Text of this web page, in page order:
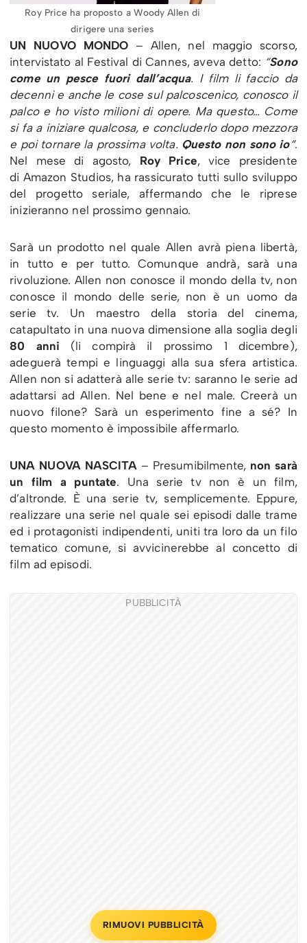
Roy Price ha proposto a Woody Allen di
dirigere una series
UN NUOVO MONDO – Allen, nel maggio scorso,
intervistato al Festival di Cannes, aveva detto: “Sono
come un pesce fuori dall’acqua. I film li faccio da
decenni e anche le cose sul palcoscenico, conosco il
palco e ho visto milioni di opere. Ma questo… Come
si fa a iniziare qualcosa, e concluderlo dopo mezzora
e poi tornare la prossima volta. Questo non sono io“.
Nel mese di agosto, Roy Price, vice presidente
di Amazon Studios, ha rassicurato tutti sullo sviluppo
del progetto seriale, affermando che le riprese
inizieranno nel prossimo gennaio.
Sarà un prodotto nel quale Allen avrà piena libertà,
in tutto e per tutto. Comunque andrà, sarà una
rivoluzione. Allen non conosce il mondo della tv, non
conosce il mondo delle serie, non è un uomo da
serie tv. Un maestro della storia del cinema,
catapultato in una nuova dimensione alla soglia degli
80 anni (li compirà il prossimo 1 dicembre),
adeguerà tempi e linguaggi alla sua sfera artistica.
Allen non si adatterà alle serie tv: saranno le serie ad
adattarsi ad Allen. Nel bene e nel male. Creerà un
nuovo filone? Sarà un esperimento fine a sé? In
questo momento è impossibile affermarlo.
UNA NUOVA NASCITA – Presumibilmente, non sarà
un film a puntate. Una serie tv non è un film,
d’altronde. È una serie tv, semplicemente. Eppure,
realizzare una serie nel quale sei episodi dalle trame
ed i protagonisti indipendenti, uniti tra loro da un filo
tematico comune, si avvicinerebbe al concetto di
film ad episodi.
PUBBLICITÀ
RIMUOVI PUBBLICITÀ